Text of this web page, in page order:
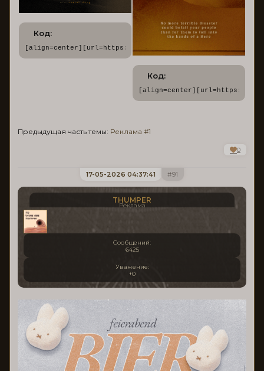
Код:
[align=center][url=https://dune.rusff.me/][img]https://
Код:
[align=center][url=https://
Предыдущая часть темы: Реклама #1
0
91
17-05-2026 04:37:41
THUMPER
Реклама
Сообщений:
6425
Уважение:
+0